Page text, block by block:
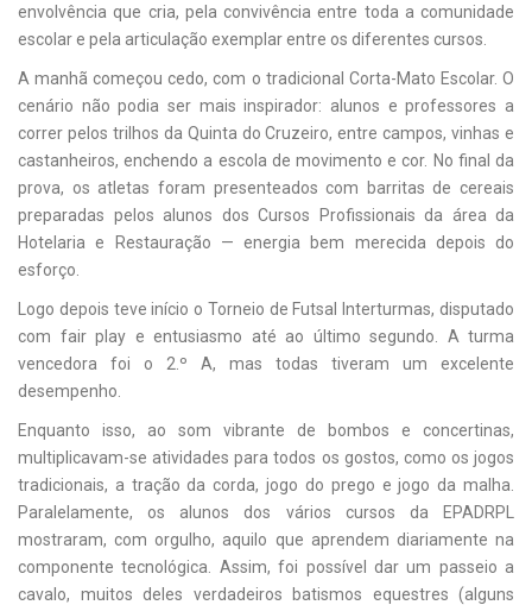
envolvência que cria, pela convivência entre toda a comunidade
escolar e pela articulação exemplar entre os diferentes cursos.
A manhã começou cedo, com o tradicional Corta-Mato Escolar. O
cenário não podia ser mais inspirador: alunos e professores a
correr pelos trilhos da Quinta do Cruzeiro, entre campos, vinhas e
castanheiros, enchendo a escola de movimento e cor. No final da
prova, os atletas foram presenteados com barritas de cereais
preparadas pelos alunos dos Cursos Profissionais da área da
Hotelaria e Restauração — energia bem merecida depois do
esforço.
Logo depois teve início o Torneio de Futsal Interturmas, disputado
com fair play e entusiasmo até ao último segundo. A turma
vencedora foi o 2.º A, mas todas tiveram um excelente
desempenho.
Enquanto isso, ao som vibrante de bombos e concertinas,
multiplicavam-se atividades para todos os gostos, como os jogos
tradicionais, a tração da corda, jogo do prego e jogo da malha.
Paralelamente, os alunos dos vários cursos da EPADRPL
mostraram, com orgulho, aquilo que aprendem diariamente na
componente tecnológica. Assim, foi possível dar um passeio a
cavalo, muitos deles verdadeiros batismos equestres (alguns